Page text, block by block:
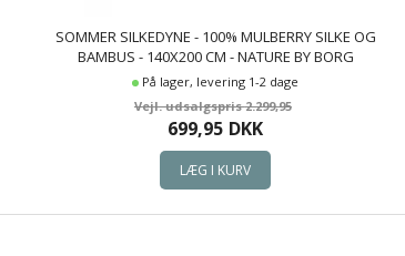
SOMMER SILKEDYNE - 100% MULBERRY SILKE OG
BAMBUS - 140X200 CM - NATURE BY BORG
På lager, levering 1-2 dage
2.299,95
699,95 DKK